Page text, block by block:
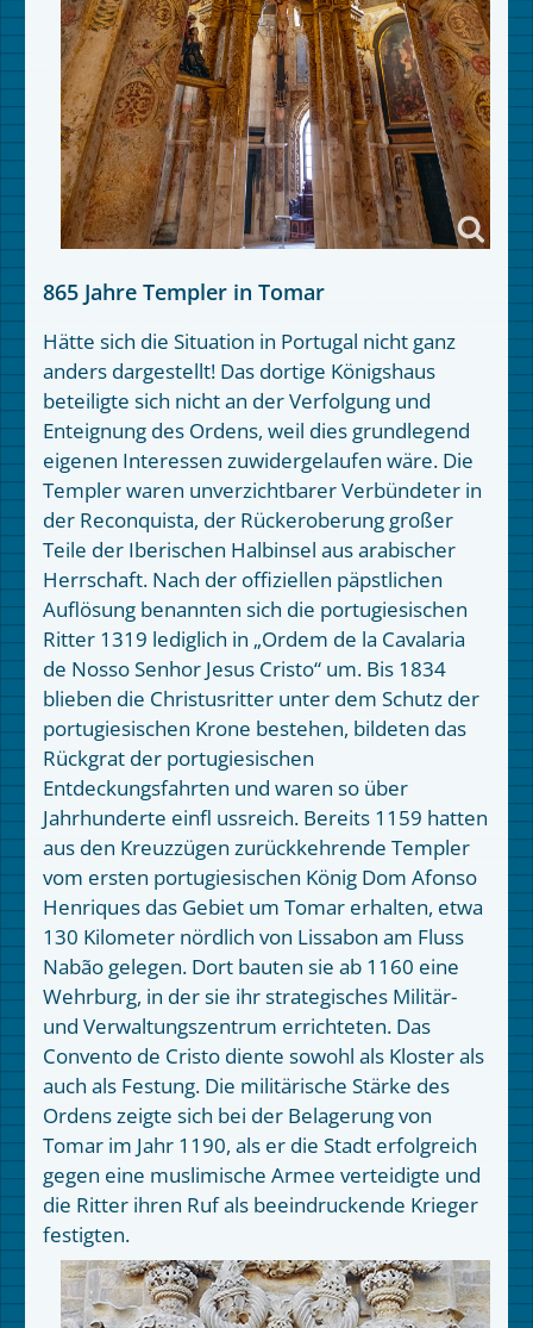
865 Jahre Templer in Tomar
Hätte sich die Situation in Portugal nicht ganz
anders dargestellt! Das dortige Königshaus
beteiligte sich nicht an der Verfolgung und
Enteignung des Ordens, weil dies grundlegend
eigenen Interessen zuwidergelaufen wäre. Die
Templer waren unverzichtbarer Verbündeter in
der Reconquista, der Rückeroberung großer
Teile der Iberischen Halbinsel aus arabischer
Herrschaft. Nach der offiziellen päpstlichen
Auflösung benannten sich die portugiesischen
Ritter 1319 lediglich in „Ordem de la Cavalaria
de Nosso Senhor Jesus Cristo“ um. Bis 1834
blieben die Christusritter unter dem Schutz der
portugiesischen Krone bestehen, bildeten das
Rückgrat der portugiesischen
Entdeckungsfahrten und waren so über
Jahrhunderte einfl ussreich. Bereits 1159 hatten
aus den Kreuzzügen zurückkehrende Templer
vom ersten portugiesischen König Dom Afonso
Henriques das Gebiet um Tomar erhalten, etwa
130 Kilometer nördlich von Lissabon am Fluss
Nabão gelegen. Dort bauten sie ab 1160 eine
Wehrburg, in der sie ihr strategisches Militär-
und Verwaltungszentrum errichteten. Das
Convento de Cristo diente sowohl als Kloster als
auch als Festung. Die militärische Stärke des
Ordens zeigte sich bei der Belagerung von
Tomar im Jahr 1190, als er die Stadt erfolgreich
gegen eine muslimische Armee verteidigte und
die Ritter ihren Ruf als beeindruckende Krieger
festigten.